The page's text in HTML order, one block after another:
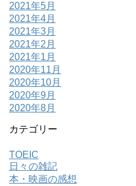
2021年5月
2021年4月
2021年3月
2021年2月
2021年1月
2020年11月
2020年10月
2020年9月
2020年8月
カテゴリー
TOEIC
日々の雑記
本・映画の感想